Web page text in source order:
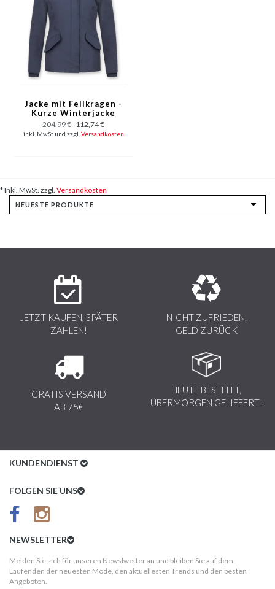
Jacke mit Fellkragen -
Kurze Winterjacke
Damen - Blau
204,99 € 112,74 €
inkl. MwSt und zzgl. Versandkosten
* Inkl. MwSt. zzgl. Versandkosten
JETZT KAUFEN, SPÄTER
ZAHLEN!
NICHT ZUFRIEDEN,
GELD ZURÜCK
GRATIS VERSAND
AB 75€
HEUTE BESTELLT,
ÜBERMORGEN GELIEFERT!
KUNDENDIENST
Kundenservice
AGB
Kundeninformationen
FOLGEN SIE UNS
NEWSLETTER
Melden Sie sich für unseren Newslwetter an und bleiben Sie auf dem
Laufenden der neuesten Mode, den aktuellesten Trends und den besten
Angeboten.